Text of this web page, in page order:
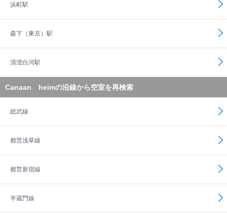
浜町駅
森下（東京）駅
清澄白河駅
Canaan heimの沿線から空室を再検索
総武線
都営浅草線
都営新宿線
半蔵門線